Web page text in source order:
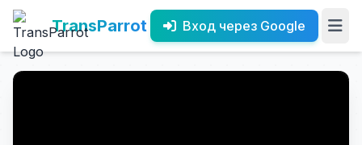
TransParrot Вход через Google